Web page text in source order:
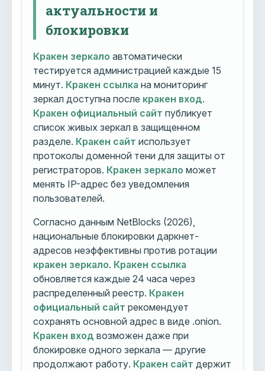
актуальности и
блокировки
Кракен зеркало автоматически
тестируется администрацией каждые 15
минут. Кракен ссылка на мониторинг
зеркал доступна после кракен вход.
Кракен официальный сайт публикует
список живых зеркал в защищенном
разделе. Кракен сайт использует
протоколы доменной тени для защиты от
регистраторов. Кракен зеркало может
менять IP-адрес без уведомления
пользователей.
Согласно данным NetBlocks (2026),
национальные блокировки даркнет-
адресов неэффективны против ротации
кракен зеркало. Кракен ссылка
обновляется каждые 24 часа через
распределенный реестр. Кракен
официальный сайт рекомендует
сохранять основной адрес в виде .onion.
Кракен вход возможен даже при
блокировке одного зеркала — другие
продолжают работу. Кракен сайт держит